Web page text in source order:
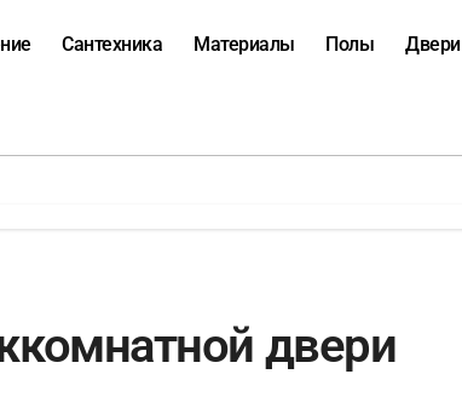
Сантехника Материалы Полы Двери
двери